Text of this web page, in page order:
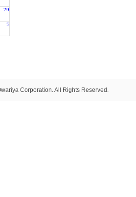
29
5
Corporation. All Rights Reserved.